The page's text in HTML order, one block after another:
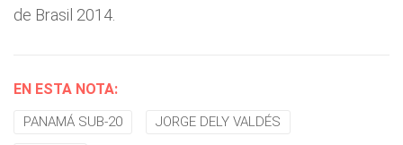
de Brasil 2014.
EN ESTA NOTA:
PANAMÁ SUB-20 JORGE DELY VALDÉS